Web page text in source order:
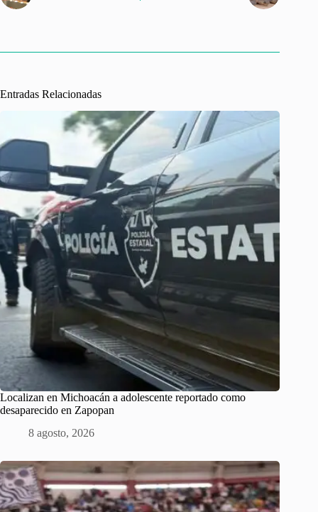
Entradas Relacionadas
Localizan en Michoacán a adolescente reportado como
desaparecido en Zapopan
8 agosto, 2026